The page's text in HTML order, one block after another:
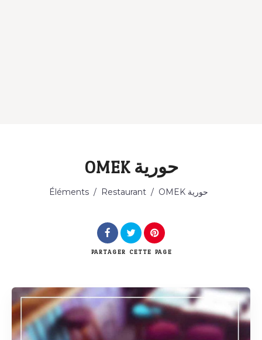
Catégorie
Rechercher
OMEK حورية
Éléments / Restaurant / OMEK حورية
PARTAGER CETTE PAGE